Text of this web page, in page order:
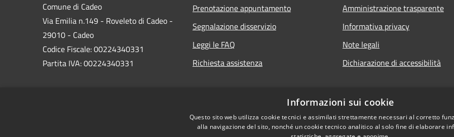
Comune di Cadeo
Via Emilia n.149 - Roveleto di Cadeo -
29010 - Cadeo
Codice Fiscale: 00224340331
Partita IVA: 00224340331
Prenotazione appuntamento
Segnalazione disservizio
Leggi le FAQ
Richiesta assistenza
Amministrazione trasparente
Informativa privacy
Note legali
Dichiarazione di accessibilità
Informazioni sui cookie
Questo sito web utilizza cookie tecnici e assimilati strettamente necessari al corretto
alla navigazione del sito, nonché un cookie tecnico analitico al solo fine di elaborare